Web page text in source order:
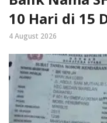
10 Hari di 15
4 August 2026